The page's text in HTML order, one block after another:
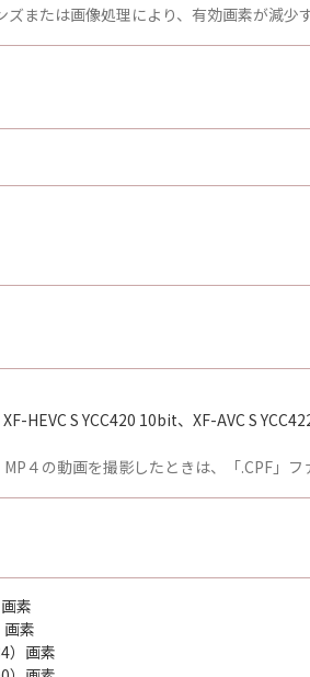
または画像処理により、有効画素が減少
HEVC S YCC420 10bit、XF-AVC S
MP４の動画を撮影したときは、「.CPF」
素
素
）画素